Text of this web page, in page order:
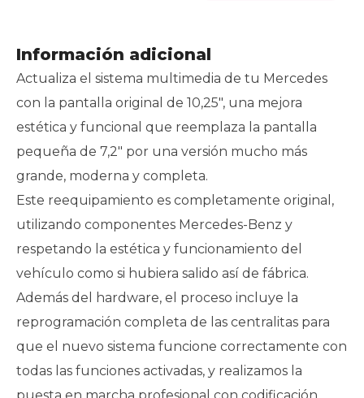
Información adicional
Actualiza el sistema multimedia de tu Mercedes
con la pantalla original de 10,25″, una mejora
estética y funcional que reemplaza la pantalla
pequeña de 7,2″ por una versión mucho más
grande, moderna y completa.
Este reequipamiento es completamente original,
utilizando componentes Mercedes-Benz y
respetando la estética y funcionamiento del
vehículo como si hubiera salido así de fábrica.
Además del hardware, el proceso incluye la
reprogramación completa de las centralitas para
que el nuevo sistema funcione correctamente con
todas las funciones activadas, y realizamos la